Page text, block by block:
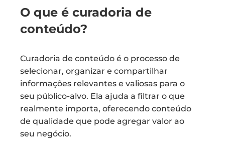
O que é curadoria de
conteúdo?
Curadoria de conteúdo é o processo de
selecionar, organizar e compartilhar
informações relevantes e valiosas para o
seu público-alvo. Ela ajuda a filtrar o que
realmente importa, oferecendo conteúdo
de qualidade que pode agregar valor ao
seu negócio.